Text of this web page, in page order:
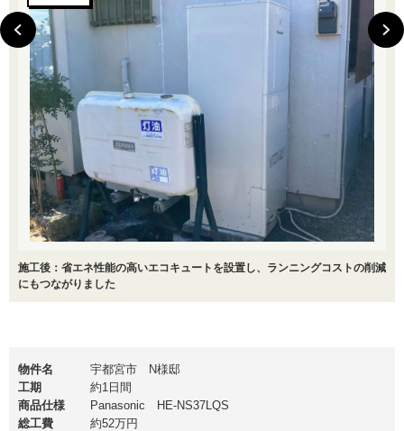
施工後：省エネ性能の高いエコキュートを設置し、ランニングコストの削減
にもつながりました
物件名
宇都宮市 N様邸
工期
約1日間
商品仕様
Panasonic HE-NS37LQS
総工費
約52万円